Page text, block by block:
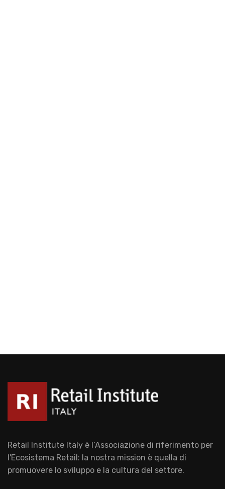
Retail Institute Italy è l’Associazione di riferimento per
l'Ecosistema Retail: la nostra mission è quella di
promuovere lo sviluppo e la cultura del settore.